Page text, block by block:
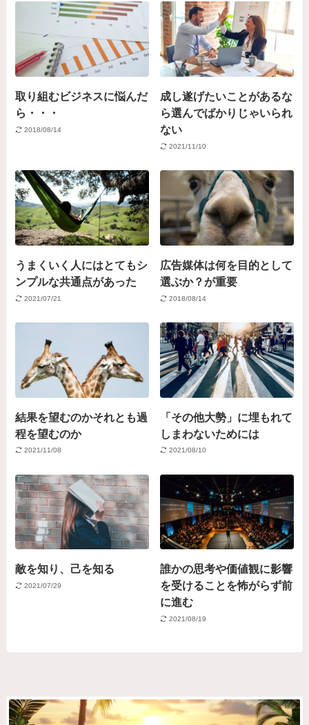
取り組むビジネスに悩んだ
ら・・・
2018/08/14
成し遂げたいことがあるな
ら選んでばかりじゃいられ
ない
2021/11/10
うまくいく人にはとてもシ
ンプルな共通点があった
2021/07/21
広告媒体は何を目的として
選ぶか？が重要
2018/08/14
結果を望むのかそれとも過
程を望むのか
2021/11/08
「その他大勢」に埋もれて
しまわないためには
2021/08/10
敵を知り、己を知る
2021/07/29
誰かの思考や価値観に影響
を受けることを怖がらず前
に進む
2021/08/19